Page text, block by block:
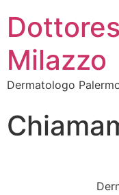
Milazzo
Dermatologo